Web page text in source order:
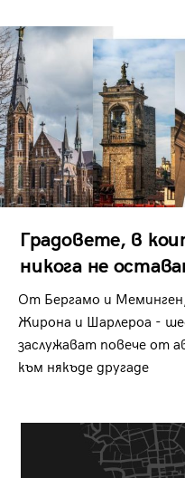
Градовете, в
никога не
От Бергамо и
Жирона и Шарлероа -
заслужават повече от
към някъде другаде